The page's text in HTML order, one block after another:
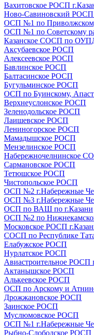
Вахитовское РОСП
Ново-Савиновский РОСП
ОСП №1 по
ОСП №1 по Советскому
Казанское СОСП по
Аксубаевское РОСП
Алексеевское РОСП
Бавлинское РОСП
Балтасинское РОСП
Бугульминское РОСП
ОСП по Буинскому,
Верхнеуслонское РОСП
Зеленодольское РОСП
Лаишевское РОСП
Лениногорское РОСП
Мамадышское РОСП
Мензелинское РОСП
Набережночелнинское
Сармановское РОСП
Тетюшское РОСП
Чистопольское РОСП
ОСП №2 г.Набережные
ОСП №3 г.Набережные
ОСП по ВАШ по г.Казани
ОСП №2 по
Московское РОСП
СОСП по Республике
Елабужское РОСП
Нурлатское РОСП
Авиастроительное РОСП
Актанышское РОСП
Алькеевское РОСП
ОСП по Арскому и
Дрожжановское РОСП
Заинское РОСП
Муслюмовское РОСП
ОСП №1 г.Набережные
Рыбно-Слободское РОСП